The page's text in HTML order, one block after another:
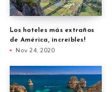
Los hoteles más extraños
de América, increíbles!
Nov 24, 2020